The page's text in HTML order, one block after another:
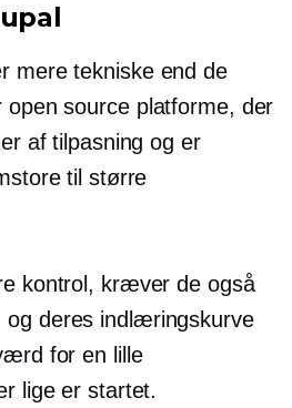
mere tekniske end de
open sourceplatforme, der
af tilpasning og er
til større
kontrol, kræver de også
og deres indlæringskurve
for en lille
lige er startet.